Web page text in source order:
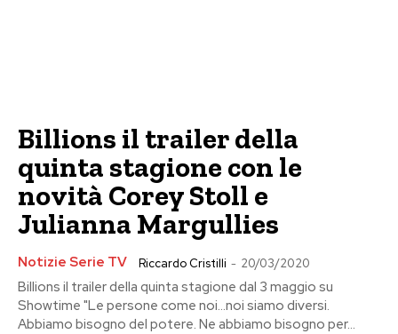
Billions il trailer della
quinta stagione con le
novità Corey Stoll e
Julianna Margullies
Notizie Serie TV Riccardo Cristilli - 20/03/2020
Billions il trailer della quinta stagione dal 3 maggio su
Showtime "Le persone come noi...noi siamo diversi.
Abbiamo bisogno del potere. Ne abbiamo bisogno per...